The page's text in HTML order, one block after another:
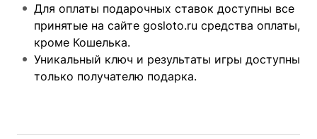
Для оплаты подарочных ставок доступны все
принятые на сайте gosloto.ru средства оплаты,
кроме Кошелька.
Уникальный ключ и результаты игры доступны
только получателю подарка.